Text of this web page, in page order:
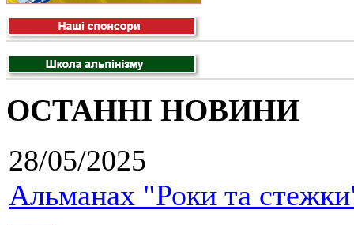
ОСТАННІ НОВИНИ
28/05/2025
Альманах "Роки та